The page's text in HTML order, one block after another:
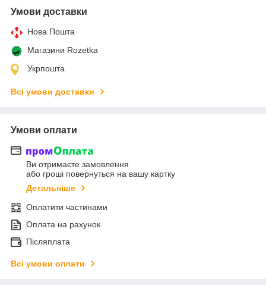
Умови доставки
Нова Пошта
Магазини Rozetka
Укрпошта
Всі умови доставки
Умови оплати
Ви отримаєте замовлення
або гроші повернуться на вашу картку
Детальніше
Оплатити частинами
Оплата на рахунок
Післяплата
Всі умови оплати